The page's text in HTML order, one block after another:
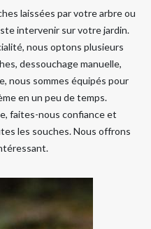
laissées par votre arbre ou
intervenir sur votre jardin.
nous optons plusieurs
dessouchage manuelle,
nous sommes équipés pour
en un peu de temps.
faites-nous confiance et
les souches. Nous offrons